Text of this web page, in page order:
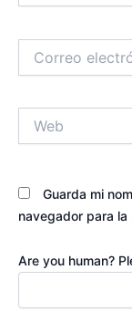
electrónico*
Guarda mi
navegador para
Are you human?